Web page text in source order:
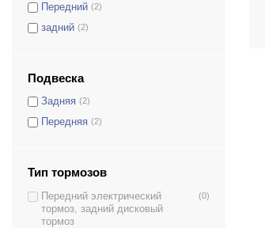
Передний (2)
задний (2)
Подвеска
Задняя (2)
Передняя (2)
Тип тормозов
Передний электрический
тормоз, задний дисковый
тормоз
(0)